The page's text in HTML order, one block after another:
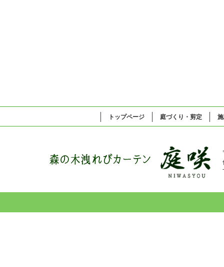
トップページ 庭づくり・剪定